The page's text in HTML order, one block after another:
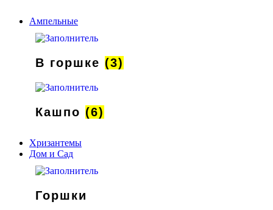
Ампельные
В горшке (3)
Кашпо (6)
Хризантемы
Дом и Сад
Горшки